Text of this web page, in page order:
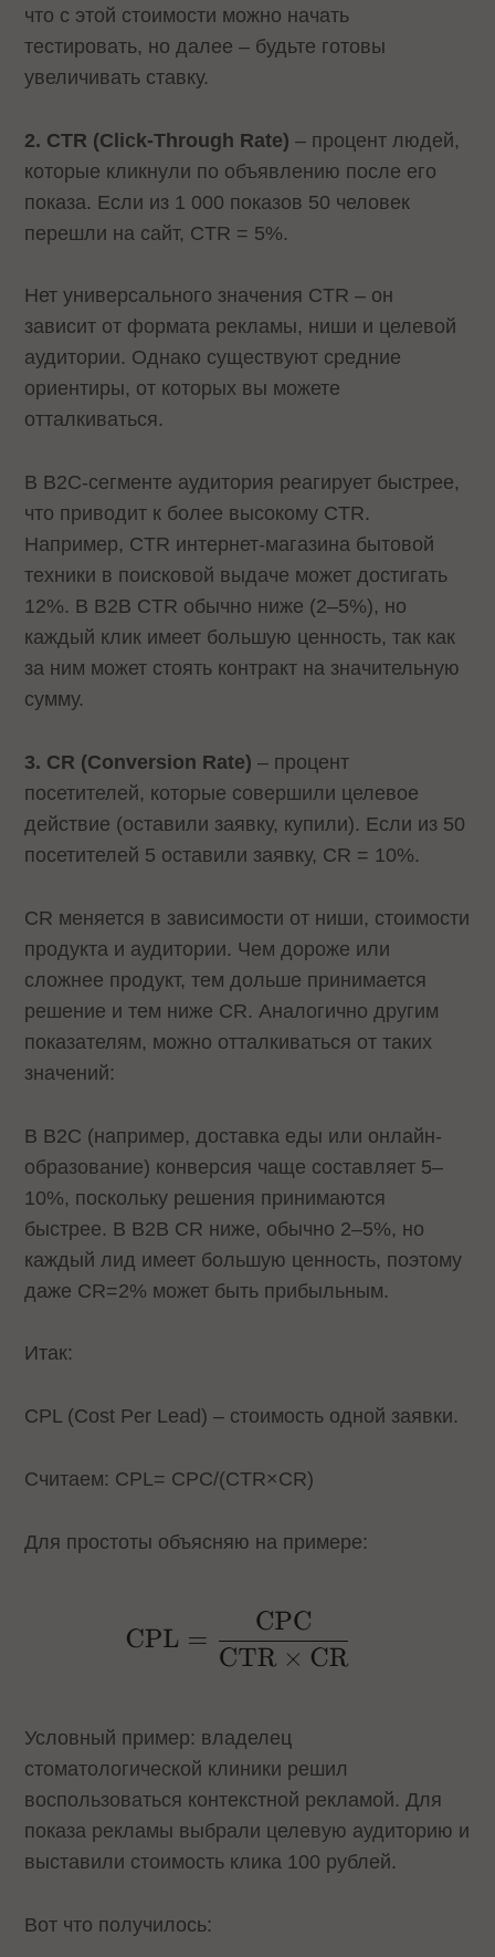
что с этой стоимости можно начать
тестировать, но далее – будьте готовы
увеличивать ставку.
2. CTR (Click-Through Rate) – процент людей,
которые кликнули по объявлению после его
показа. Если из 1 000 показов 50 человек
перешли на сайт, CTR = 5%.
Нет универсального значения CTR – он
зависит от формата рекламы, ниши и целевой
аудитории. Однако существуют средние
ориентиры, от которых вы можете
отталкиваться.
В B2C-сегменте аудитория реагирует быстрее,
что приводит к более высокому CTR.
Например, CTR интернет-магазина бытовой
техники в поисковой выдаче может достигать
12%. В B2B CTR обычно ниже (2–5%), но
каждый клик имеет большую ценность, так как
за ним может стоять контракт на значительную
сумму.
3. CR (Conversion Rate) – процент
посетителей, которые совершили целевое
действие (оставили заявку, купили). Если из 50
посетителей 5 оставили заявку, CR = 10%.
CR меняется в зависимости от ниши, стоимости
продукта и аудитории. Чем дороже или
сложнее продукт, тем дольше принимается
решение и тем ниже CR. Аналогично другим
показателям, можно отталкиваться от таких
значений:
В B2C (например, доставка еды или онлайн-
образование) конверсия чаще составляет 5–
10%, поскольку решения принимаются
быстрее. В B2B CR ниже, обычно 2–5%, но
каждый лид имеет большую ценность, поэтому
даже CR=2% может быть прибыльным.
Итак:
CPL (Cost Per Lead) – стоимость одной заявки.
Считаем: CPL= CPC/(CTR×CR)
Для простоты объясняю на примере:
Условный пример: владелец
стоматологической клиники решил
воспользоваться контекстной рекламой. Для
показа рекламы выбрали целевую аудиторию и
выставили стоимость клика 100 рублей.
Вот что получилось: